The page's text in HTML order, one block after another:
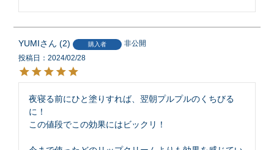
YUMI 2 購入者
非公開
投稿日
2024/02/28
夜寝る前にひと塗りすれば、翌朝プルプルのくちびる
に！
この値段でこの効果にはビックリ！